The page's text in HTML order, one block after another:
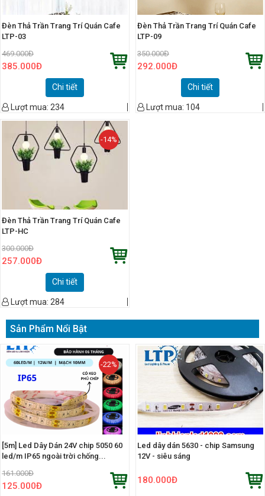
Đèn Thả Trần Trang Trí Quán Cafe
LTP-03
469.000Đ
385.000Đ
Chi tiết
Lượt mua: 234
Đèn Thả Trần Trang Trí Quán Cafe
LTP-09
350.000Đ
292.000Đ
Chi tiết
Lượt mua: 104
-14%
Đèn Thả Trần Trang Trí Quán Cafe
LTP-HC
300.000Đ
257.000Đ
Chi tiết
Lượt mua: 284
Sản Phẩm Nổi Bật
-22%
[5m] Led Dây Dán 24V chip 5050 60
led/m IP65 ngoài trời chống...
161.000Đ
125.000Đ
Led dây dán 5630 - chip Samsung
12V - siêu sáng
180.000Đ